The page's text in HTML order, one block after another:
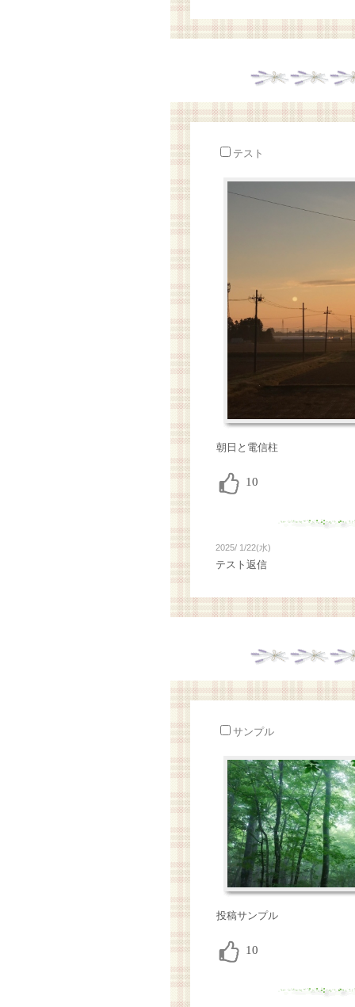
テスト
朝日と電信柱
2025/ 1/22(水)
テスト返信
サンプル
投稿サンプル